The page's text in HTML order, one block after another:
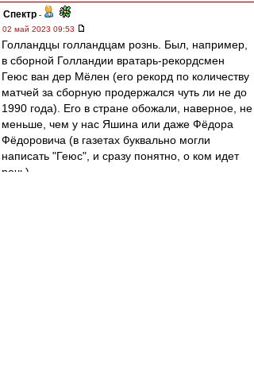
Спектр -
02 май 2023 09:53
Голландцы голландцам рознь. Был, например,
в сборной Голландии вратарь-рекордсмен
Геюс ван дер Мёлен (его рекорд по количеству
матчей за сборную продержался чуть ли не до
1990 года). Его в стране обожали, наверное, не
меньше, чем у нас Яшина или даже Фёдора
Фёдоровича (в газетах буквально могли
написать "Геюс", и сразу понятно, о ком идет
речь).